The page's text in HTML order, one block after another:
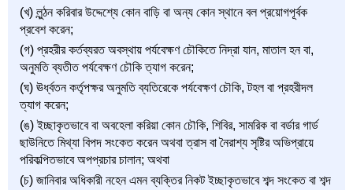
(খ) লুন্ঠন করিবার উদ্দেশ্যে কোন বাড়ি বা অন্য কোন স্থানে বল প্রয়োগপূর্বক
প্রবেশ করেন;
(গ) প্রহরীর কর্তব্যরত অবস্থায় পর্যবেক্ষণ চৌকিতে নিদ্রা যান, মাতাল হন বা,
অনুমতি ব্যতীত পর্যবেক্ষণ চৌকি ত্যাগ করেন;
(ঘ) ঊর্ধ্বতন কর্তৃপক্ষর অনুমতি ব্যতিরেকে পর্যবেক্ষণ চৌকি, টহল বা প্রহরীদল
ত্যাগ করেন;
(ঙ) ইচ্ছাকৃতভাবে বা অবহেলা করিয়া কোন চৌকি, শিবির, সামরিক বা বর্ডার গার্ড
ছাউনিতে মিথ্যা বিপদ সংকেত করেন অথবা ত্রাস বা নৈরাশ্য সৃষ্টির অভিপ্রায়ে
পরিকল্পিতভাবে অপপ্রচার চালান; অথবা
(চ) জানিবার অধিকারী নহেন এমন ব্যক্তির নিকট ইচ্ছাকৃতভাবে শব্দ সংকেত বা শব্দ